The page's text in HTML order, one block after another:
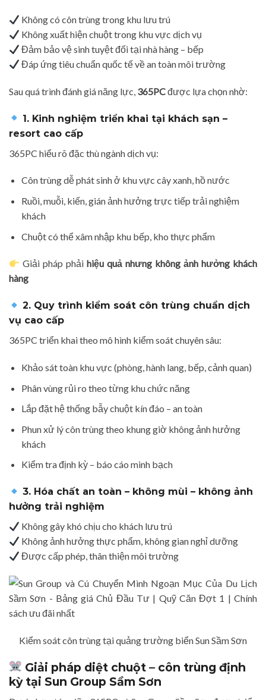
Không có côn trùng trong khu lưu trú
Không xuất hiện chuột trong khu vực dịch vụ
Đảm bảo vệ sinh tuyệt đối tại nhà hàng – bếp
Đáp ứng tiêu chuẩn quốc tế về an toàn môi trường
Sau quá trình đánh giá năng lực, 365PCđược lựa chọn nhờ:
1. Kinh nghiệm triển khai tại khách sạn –
resort cao cấp
365PC hiểu rõ đặc thù ngành dịch vụ:
Côn trùng dễ phát sinh ở khu vực cây xanh, hồ nước
Ruồi, muỗi, kiến, gián ảnh hưởng trực tiếp trải nghiệm
khách
Chuột có thể xâm nhập khu bếp, kho thực phẩm
Giải pháp phảihiệu quả nhưng không ảnh hưởng khách
hàng
2. Quy trình kiểm soát côn trùng chuẩn dịch
vụ cao cấp
365PC triển khai theo mô hình kiểm soát chuyên sâu:
Khảo sát toàn khu vực (phòng, hành lang, bếp, cảnh quan)
Phân vùng rủi ro theo từng khu chức năng
Lắp đặt hệ thống bẫy chuột kín đáo – an toàn
Phun xử lý côn trùng theo khung giờ không ảnh hưởng
khách
Kiểm tra định kỳ – báo cáo minh bạch
3. Hóa chất an toàn – không mùi – không ảnh
hưởng trải nghiệm
Không gây khó chịu cho khách lưu trú
Không ảnh hưởng thực phẩm, không gian nghỉ dưỡng
Được cấp phép, thân thiện môi trường
Kiểm soát côn trùng tại quảng trường biển Sun Sầm Sơn
Giải pháp diệt chuột – côn trùng định
kỳ tại Sun Group Sầm Sơn